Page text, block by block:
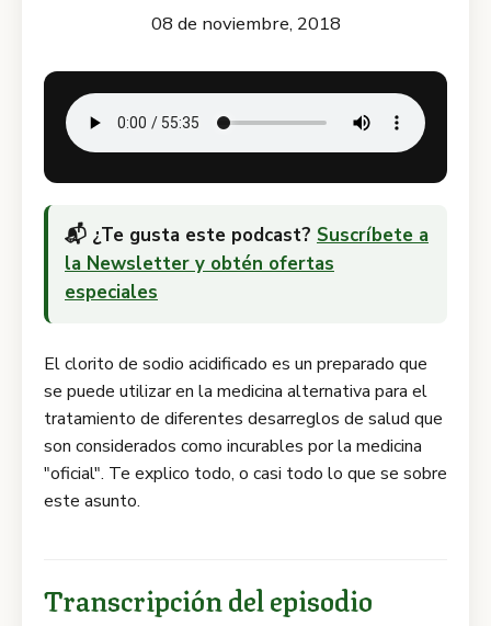
08 de noviembre, 2018
📬 ¿Te gusta este podcast? Suscríbete a
la Newsletter y obtén ofertas
especiales
El clorito de sodio acidificado es un preparado que
se puede utilizar en la medicina alternativa para el
tratamiento de diferentes desarreglos de salud que
son considerados como incurables por la medicina
"oficial". Te explico todo, o casi todo lo que se sobre
este asunto.
Transcripción del episodio